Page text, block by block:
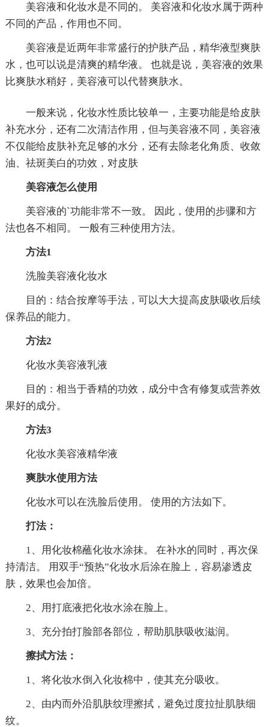
美容液和化妆水是不同的。 美容液和化妆水属于两种
不同的产品，作用也不同。
美容液是近两年非常盛行的护肤产品，精华液型爽肤
水，也可以说是清爽的精华液。 也就是说，美容液的效果
比爽肤水稍好，美容液可以代替爽肤水。
一般来说，化妆水性质比较单一，主要功能是给皮肤
补充水分，还有二次清洁作用，但与美容液不同，美容液
不仅能给皮肤补充足够的水分，还有去除老化角质、收敛
油、祛斑美白的功效，对皮肤
美容液怎么使用
美容液的`功能非常不一致。 因此，使用的步骤和方
法也各不相同。 一般有三种使用方法。
方法1
洗脸美容液化妆水
目的：结合按摩等手法，可以大大提高皮肤吸收后续
保养品的能力。
方法2
化妆水美容液乳液
目的：相当于香精的功效，成分中含有修复或营养效
果好的成分。
方法3
化妆水美容液精华液
爽肤水使用方法
化妆水可以在洗脸后使用。 使用的方法如下。
打法：
1、用化妆棉蘸化妆水涂抹。 在补水的同时，再次保
持清洁。 用双手“预热”化妆水后涂在脸上，容易渗透皮
肤，效果也会加倍。
2、用打底液把化妆水涂在脸上。
3、充分拍打脸部各部位，帮助肌肤吸收滋润。
擦拭方法：
1、将化妆水倒入化妆棉中，使其充分吸收。
2、由内而外沿肌肤纹理擦拭，避免过度拉扯肌肤细
纹。